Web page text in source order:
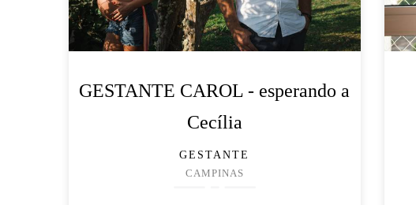
GESTANTE CAROL - esperando a
Cecília
GESTANTE
CAMPINAS